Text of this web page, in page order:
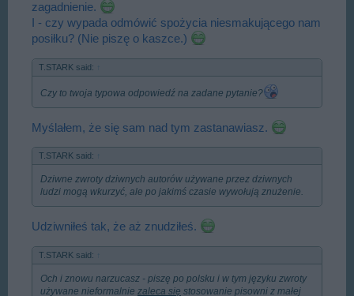
zagadnienie.
I - czy wypada odmówić spożycia niesmakującego nam
posiłku? (Nie piszę o kaszce.)
T.STARK said:
Czy to twoja typowa odpowiedź na zadane pytanie?
Myślałem, że się sam nad tym zastanawiasz.
T.STARK said:
Dziwne zwroty dziwnych autorów używane przez dziwnych
ludzi mogą wkurzyć, ale po jakimś czasie wywołują znużenie.
Udziwniłeś tak, że aż znudziłeś.
T.STARK said:
Och i znowu narzucasz - piszę po polsku i w tym języku zwroty
używane nieformalnie zaleca się stosowanie pisowni z małej